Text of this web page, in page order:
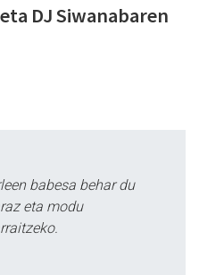
DJ Siwanabaren
babesa behar du
eta modu